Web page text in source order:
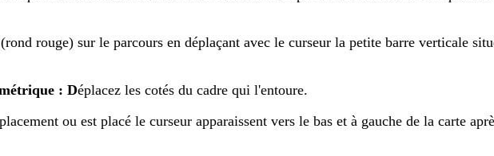
rouge) sur le parcours en déplaçant avec le curseur la petite barre verticale
: Déplacez les cotés du cadre qui l'entoure.
ou est placé le curseur apparaissent vers le bas et à gauche de la carte